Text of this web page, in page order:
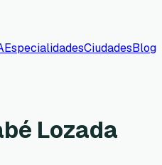
EspecialidadesCiudadesBlog
Lozada